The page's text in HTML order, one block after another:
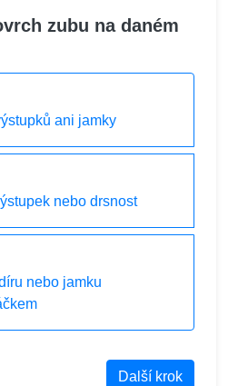
zubu na daném
ani jamky
nebo drsnost
nebo jamku
Další krok